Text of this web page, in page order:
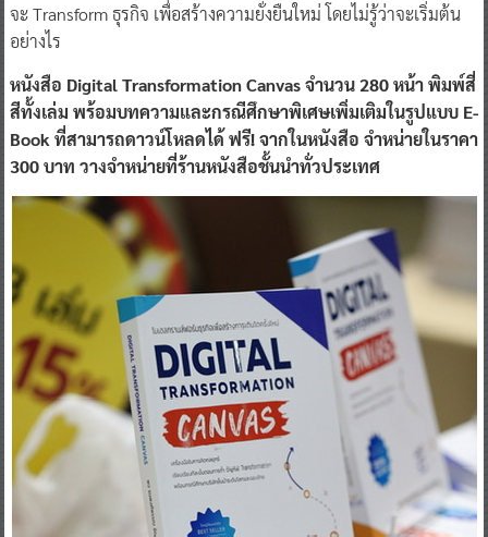
จะ Transform ธุรกิจ เพื่อสร้างความยั่งยืนใหม่ โดยไม่รู้ว่าจะเริ่มต้น
อย่างไร
หนังสือ Digital Transformation Canvas จำนวน 280 หน้า พิมพ์สี่
สีทั้งเล่ม พร้อมบทความและกรณีศึกษาพิเศษเพิ่มเติมในรูปแบบ E-
Book ที่สามารถดาวน์โหลดได้ ฟรี! จากในหนังสือ จำหน่ายในราคา
300 บาท วางจำหน่ายที่ร้านหนังสือชั้นนำทั่วประเทศ